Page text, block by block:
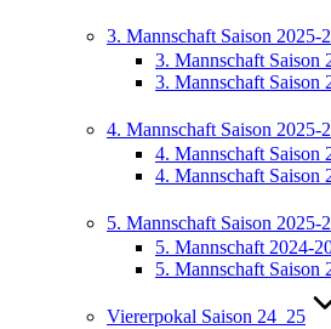
3. Mannschaft Saison 2025-
3. Mannschaft Saison
3. Mannschaft Saison
4. Mannschaft Saison 2025-
4. Mannschaft Saison
4. Mannschaft Saison
5. Mannschaft Saison 2025-
5. Mannschaft 2024-
5. Mannschaft Saison
Viererpokal Saison 24_25